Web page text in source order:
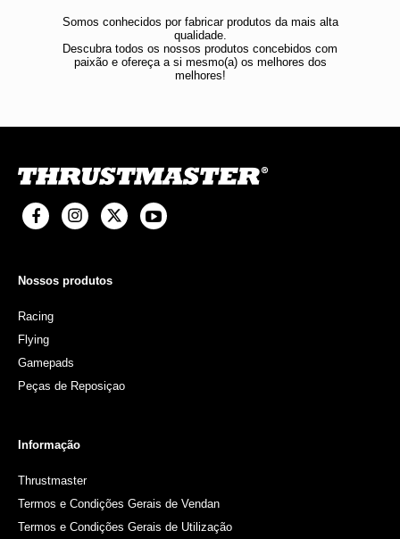
Somos conhecidos por fabricar produtos da mais alta
qualidade.
Descubra todos os nossos produtos concebidos com
paixão e ofereça a si mesmo(a) os melhores dos
melhores!
Nossos produtos
Racing
Flying
Gamepads
Peças de Reposiçao
Informação
Thrustmaster
Termos e Condições Gerais de Vendan
Termos e Condições Gerais de Utilização